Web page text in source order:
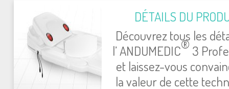
DÉTAILS DU
Décou­vrez tous les
l’ ANDUMEDIC® 3
et lais­sez-vous
la valeur de cette